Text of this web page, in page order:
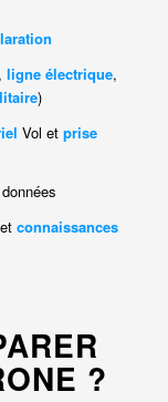
ligne électrique,
)
Vol et prise
connaissances
?